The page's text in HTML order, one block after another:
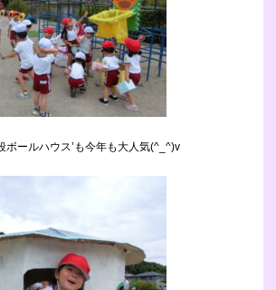
ボールハウス’も今年も大人気(^_^)v